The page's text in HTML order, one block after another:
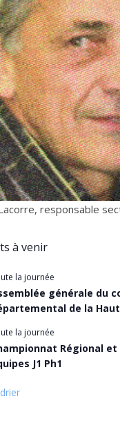
responsable
à venir
la journée
générale du
de la
la journée
Régional
J1 Ph1